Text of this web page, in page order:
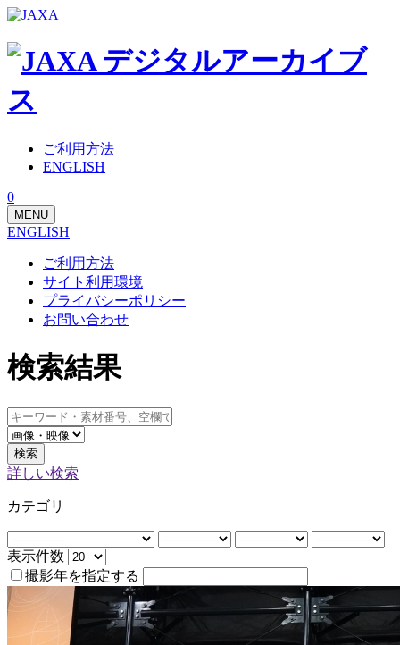
ご利用方法
ENGLISH
0
MENU
ENGLISH
ご利用方法
サイト利用環境
プライバシーポリシー
お問い合わせ
検索結果
検索
詳しい検索
カテゴリ
表示件数
撮影年を指定する